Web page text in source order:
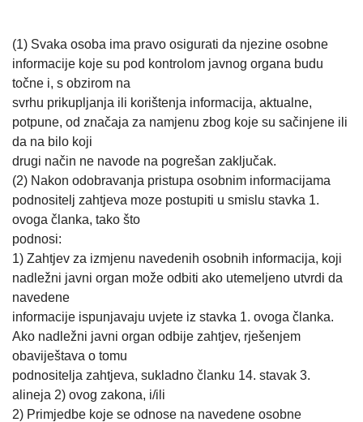
(1) Svaka osoba ima pravo osigurati da njezine osobne
informacije koje su pod kontrolom javnog organa budu
točne i, s obzirom na
svrhu prikupljanja ili korištenja informacija, aktualne,
potpune, od značaja za namjenu zbog koje su sačinjene ili
da na bilo koji
drugi način ne navode na pogrešan zaključak.
(2) Nakon odobravanja pristupa osobnim informacijama
podnositelj zahtjeva moze postupiti u smislu stavka 1.
ovoga članka, tako što
podnosi:
1) Zahtjev za izmjenu navedenih osobnih informacija, koji
nadležni javni organ može odbiti ako utemeljeno utvrdi da
navedene
informacije ispunjavaju uvjete iz stavka 1. ovoga članka.
Ako nadležni javni organ odbije zahtjev, rješenjem
obaviještava o tomu
podnositelja zahtjeva, sukladno članku 14. stavak 3.
alineja 2) ovog zakona, i/ili
2) Primjedbe koje se odnose na navedene osobne